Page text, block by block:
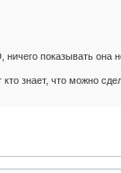
ничего показывать
знает, что можно